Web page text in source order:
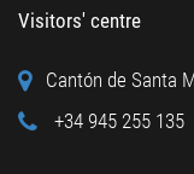
Visitors' centre
Cantón de Santa
+34 945 255 135